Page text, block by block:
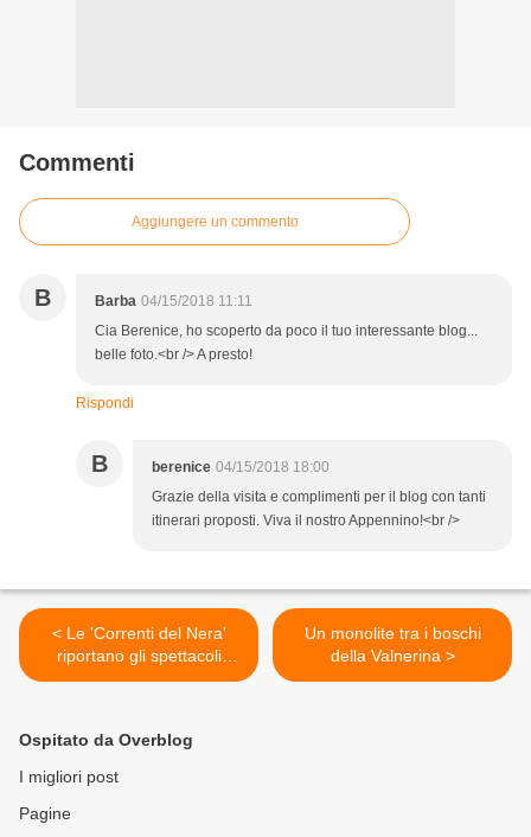
Commenti
Aggiungere un commento
B Barba 04/15/2018 11:11
Cia Berenice, ho scoperto da poco il tuo interessante blog...
belle foto.<br /> A presto!
Rispondi
B berenice 04/15/2018 18:00
Grazie della visita e complimenti per il blog con tanti
itinerari proposti. Viva il nostro Appennino!<br />
< Le 'Correnti del Nera'
riportano gli spettacoli
nell'area colpita dal
Un monolite tra i boschi
della Valnerina >
Ospitato da Overblog
I migliori post
Pagine